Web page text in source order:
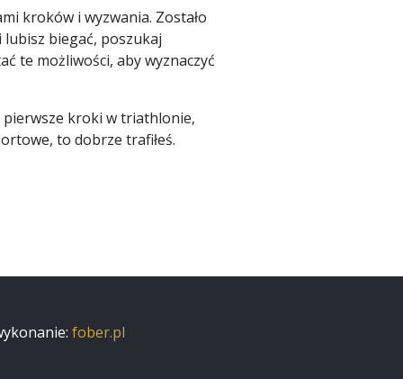
kroków i wyzwania. Zostało
biegać, poszukaj
te możliwości, aby wyznaczyć
pierwsze kroki w triathlonie,
to dobrze trafiłeś.
fober.pl